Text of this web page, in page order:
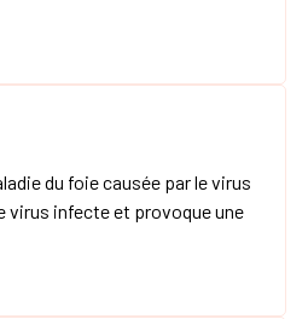
du foie causée par le virus
virus infecte et provoque une